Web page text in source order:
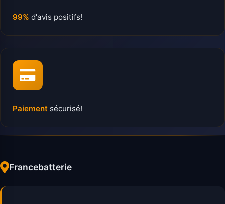
99% d'avis positifs!
Paiement sécurisé!
Francebatterie